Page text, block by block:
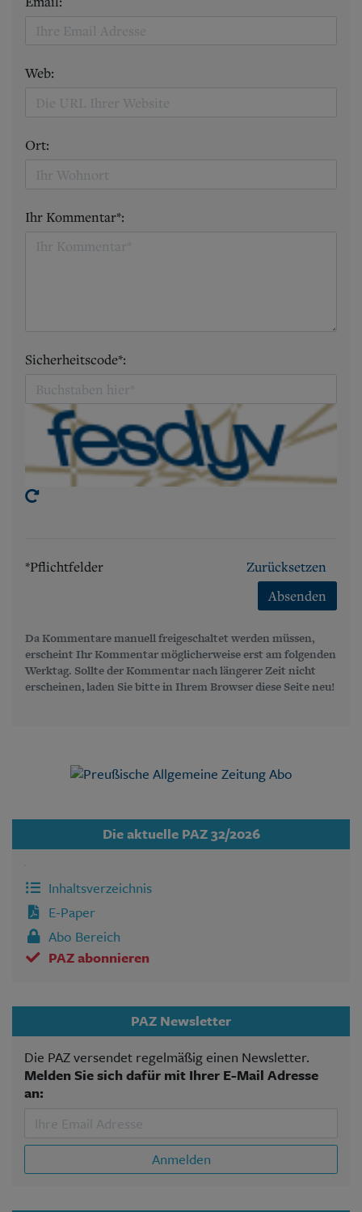
Web:
Ort:
Ihr Kommentar*:
Sicherheitscode*:
*Pflichtfelder
Zurücksetzen
Absenden
Da Kommentare manuell freigeschaltet werden müssen,
erscheint Ihr Kommentar möglicherweise erst am folgenden
Werktag. Sollte der Kommentar nach längerer Zeit nicht
erscheinen, laden Sie bitte in Ihrem Browser diese Seite neu!
Die aktuelle PAZ 32/2026
Inhaltsverzeichnis
E-Paper
Abo Bereich
PAZ abonnieren
PAZ Newsletter
Die PAZ versendet regelmäßig einen Newsletter.
Melden Sie sich dafür mit Ihrer E-Mail Adresse
an:
Anmelden